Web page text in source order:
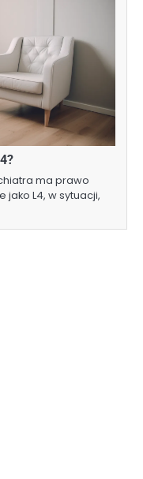
ma prawo
jako L4, w sytuacji,